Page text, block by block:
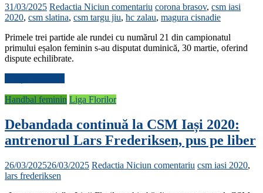
31/03/2025 Redactia Niciun comentariu corona brasov, csm iasi
2020, csm slatina, csm targu jiu, hc zalau, magura cisnadie
Primele trei partide ale rundei cu numărul 21 din campionatul
primului eșalon feminin s-au disputat duminică, 30 martie, oferind
dispute echilibrate.
Handbal feminin Liga Florilor
Debandada continuă la CSM Iași 2020:
antrenorul Lars Frederiksen, pus pe liber
26/03/202526/03/2025 Redactia Niciun comentariu csm iasi 2020,
lars frederiksen